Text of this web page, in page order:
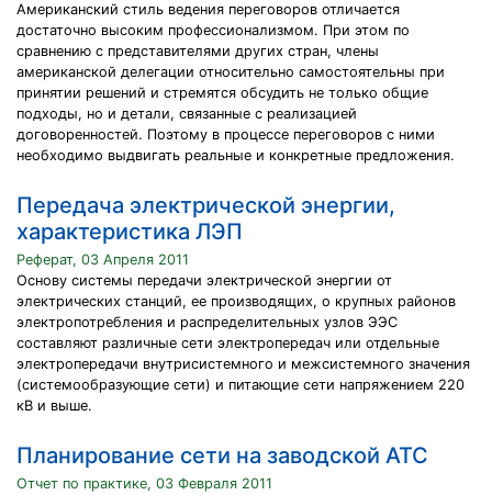
Американский стиль ведения переговоров отличается
достаточно высоким профессионализмом. При этом по
сравнению с представителями других стран, члены
американской делегации относительно самостоятельны при
принятии решений и стремятся обсудить не только общие
подходы, но и детали, связанные с реализацией
договоренностей. Поэтому в процессе переговоров с ними
необходимо выдвигать реальные и конкретные предложения.
Передача электрической энергии,
характеристика ЛЭП
Реферат, 03 Апреля 2011
Основу системы передачи электрической энергии от
электрических станций, ее производящих, о крупных районов
электропотребления и распределительных узлов ЭЭС
составляют различные сети электропередач или отдельные
электропередачи внутрисистемного и межсистемного значения
(системообразующие сети) и питающие сети напряжением 220
кВ и выше.
Планирование сети на заводской АТС
Отчет по практике, 03 Февраля 2011